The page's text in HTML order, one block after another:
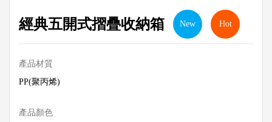
經典五開式摺疊收納箱 New Hot
產品材質
PP(聚丙烯)
產品顏色